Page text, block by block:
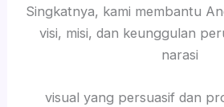
Singkatnya, kami membantu
visi, misi, dan keunggulan
narasi
visual yang persuasif dan